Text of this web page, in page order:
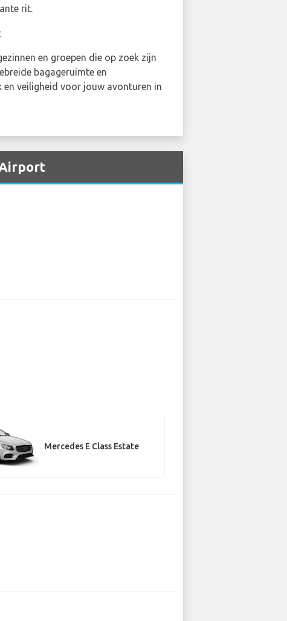
rit.
en groepen die op zoek zijn
bagageruimte en
veiligheid voor jouw avonturen in
Mercedes E Class Estate